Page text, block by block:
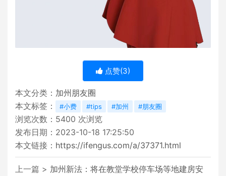
点赞(3)
本文分类： 加州朋友圈
本文标签：
#小费 #tips #加州 #朋友圈
浏览次数： 5400 次浏览
发布日期：2023-10-18 17:25:50
本文链接： https://ifengus.com/a/37371.html
上一篇 > 加州新法：将在教堂学校停车场等地建房安